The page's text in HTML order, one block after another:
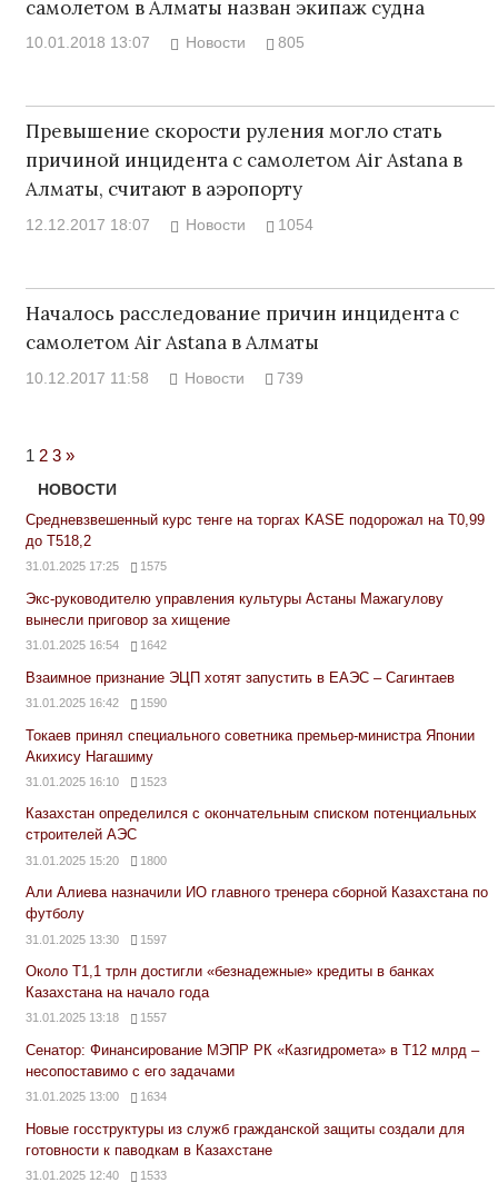
самолетом в Алматы назван экипаж судна
10.01.2018 13:07 Новости 805
Превышение скорости руления могло стать
причиной инцидента с самолетом Air Astana в
Алматы, считают в аэропорту
12.12.2017 18:07 Новости 1054
Началось расследование причин инцидента с
самолетом Air Astana в Алматы
10.12.2017 11:58 Новости 739
1 2 3 Next
Posts
»
НОВОСТИ
Средневзвешенный курс тенге на торгах KASE подорожал на Т0,99
до Т518,2
31.01.2025 17:25 1575
Экс-руководителю управления культуры Астаны Мажагулову
вынесли приговор за хищение
31.01.2025 16:54 1642
Взаимное признание ЭЦП хотят запустить в ЕАЭС – Сагинтаев
31.01.2025 16:42 1590
Токаев принял специального советника премьер-министра Японии
Акихису Нагашиму
31.01.2025 16:10 1523
Казахстан определился с окончательным списком потенциальных
строителей АЭС
31.01.2025 15:20 1800
Али Алиева назначили ИО главного тренера сборной Казахстана по
футболу
31.01.2025 13:30 1597
Около Т1,1 трлн достигли «безнадежные» кредиты в банках
Казахстана на начало года
31.01.2025 13:18 1557
Сенатор: Финансирование МЭПР РК «Казгидромета» в Т12 млрд –
несопоставимо с его задачами
31.01.2025 13:00 1634
Новые госструктуры из служб гражданской защиты создали для
готовности к паводкам в Казахстане
31.01.2025 12:40 1533